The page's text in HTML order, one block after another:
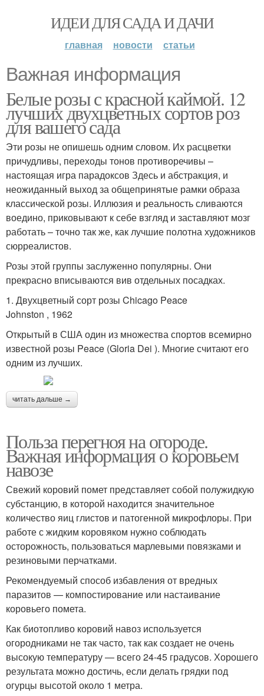
ИДЕИ ДЛЯ САДА И ДАЧИ
главная новости статьи
Важная информация
Белые розы с красной каймой. 12
лучших двухцветных сортов роз
для вашего сада
Эти розы не опишешь одним словом. Их расцветки
причудливы, переходы тонов противоречивы –
настоящая игра парадоксов Здесь и абстракция, и
неожиданный выход за общепринятые рамки образа
классической розы. Иллюзия и реальность сливаются
воедино, приковывают к себе взгляд и заставляют мозг
работать – точно так же, как лучшие полотна художников
сюрреалистов.
Розы этой группы заслуженно популярны. Они
прекрасно вписываются вив отдельных посадках.
1. Двухцветный сорт розы Chicago Peace
Johnston , 1962
Открытый в США один из множества спортов всемирно
известной розы Peace (Gloria Dei ). Многие считают его
одним из лучших.
читать дальше →
Польза перегноя на огороде.
Важная информация о коровьем
навозе
Свежий коровий помет представляет собой полужидкую
субстанцию, в которой находится значительное
количество яиц глистов и патогенной микрофлоры. При
работе с жидким коровяком нужно соблюдать
осторожность, пользоваться марлевыми повязками и
резиновыми перчатками.
Рекомендуемый способ избавления от вредных
паразитов — компостирование или настаивание
коровьего помета.
Как биотопливо коровий навоз используется
огородниками не так часто, так как создает не очень
высокую температуру — всего 24-45 градусов. Хорошего
результата можно достичь, если делать грядки под
огурцы высотой около 1 метра.